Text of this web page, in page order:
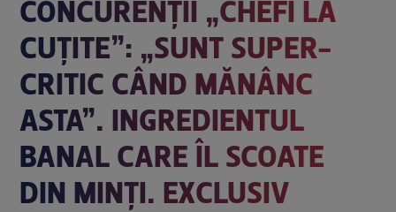
CONCURENȚII „CHEFI LA
CUȚITE”: „SUNT SUPER-
CRITIC CÂND MĂNÂNC
ASTA”. INGREDIENTUL
BANAL CARE ÎL SCOATE
DIN MINȚI. EXCLUSIV